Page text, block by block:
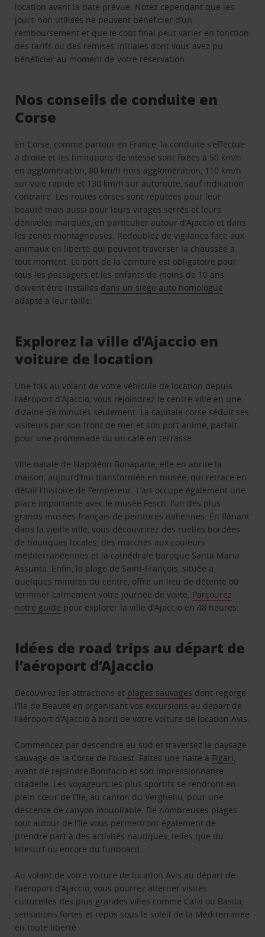
location avant la date prévue. Notez cependant que les
jours non utilisés ne peuvent bénéficier d’un
remboursement et que le coût final peut varier en fonction
des tarifs ou des remises initiales dont vous avez pu
bénéficier au moment de votre réservation.
Nos conseils de conduite en
Corse
En Corse, comme partout en France, la conduite s’effectue
à droite et les limitations de vitesse sont fixées à 50 km/h
en agglomération, 80 km/h hors agglomération, 110 km/h
sur voie rapide et 130 km/h sur autoroute, sauf indication
contraire. Les routes corses sont réputées pour leur
beauté mais aussi pour leurs virages serrés et leurs
dénivelés marqués, en particulier autour d’Ajaccio et dans
les zones montagneuses. Redoublez de vigilance face aux
animaux en liberté qui peuvent traverser la chaussée à
tout moment. Le port de la ceinture est obligatoire pour
tous les passagers et les enfants de moins de 10 ans
doivent être installés dans un siège auto homologué
adapté à leur taille.
Explorez la ville d’Ajaccio en
voiture de location
Une fois au volant de votre véhicule de location depuis
l’aéroport d’Ajaccio, vous rejoindrez le centre-ville en une
dizaine de minutes seulement. La capitale corse séduit ses
visiteurs par son front de mer et son port animé, parfait
pour une promenade ou un café en terrasse.
Ville natale de Napoléon Bonaparte, elle en abrite la
maison, aujourd’hui transformée en musée, qui retrace en
détail l’histoire de l’empereur. L’art occupe également une
place importante avec le musée Fesch, l’un des plus
grands musées français de peintures italiennes. En flânant
dans la vieille ville, vous découvrirez des ruelles bordées
de boutiques locales, des marchés aux couleurs
méditerranéennes et la cathédrale baroque Santa Maria
Assunta. Enfin, la plage de Saint-François, située à
quelques minutes du centre, offre un lieu de détente où
terminer calmement votre journée de visite. Parcourez
notre guide pour explorer la ville d’Ajaccio en 48 heures.
Idées de road trips au départ de
l’aéroport d’Ajaccio
Découvrez les attractions et plages sauvages dont regorge
l’île de Beauté en organisant vos excursions au départ de
l’aéroport d’Ajaccio à bord de votre voiture de location Avis.
Commencez par descendre au sud et traversez le paysage
sauvage de la Corse de l’ouest. Faites une halte à Figari
avant de rejoindre Bonifacio et son impressionnante
citadelle. Les voyageurs les plus sportifs se rendront en
plein cœur de l’île, au canton du Verghellu, pour une
descente de canyon inoubliable. De nombreuses plages
tout autour de l’île vous permettront également de
prendre part à des activités nautiques, telles que du
kitesurf ou encore du funboard.
Au volant de votre voiture de location Avis au départ de
l’aéroport d’Ajaccio, vous pourrez alterner visites
culturelles des plus grandes villes comme Calvi ou Bastia
sensations fortes et repos sous le soleil de la Méditerranée
en toute liberté.